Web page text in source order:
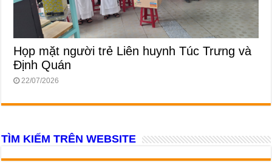
Họp mặt người trẻ Liên huynh Túc Trưng và
Định Quán
22/07/2026
TÌM KIẾM TRÊN WEBSITE